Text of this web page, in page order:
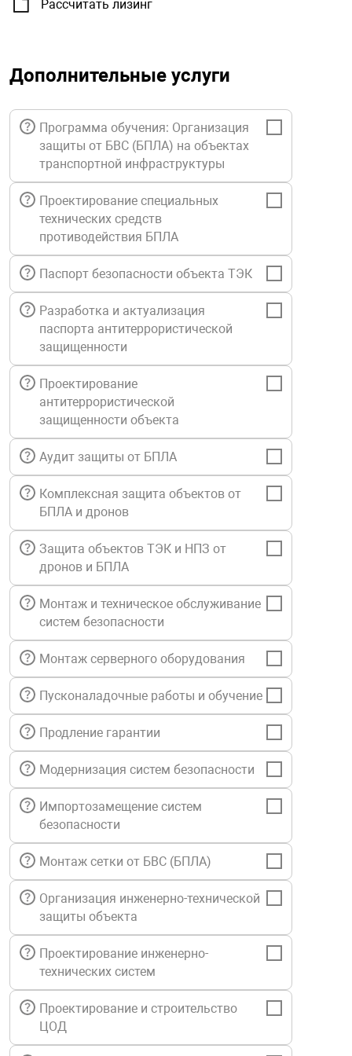
Термокожухи
оборудование
оборудование
Фасовочные
оборудование
решения
безопасность
установки
оборудование
управления
Шлюзовые
и аналитики
объектов
периметра
экипировка
Огнетушители
Рукава
приборы
Средства
дыхания
Средства
Узлы
Щиты
Оповещатели
Посты
Системы
Табло
Система
Рассчитать лизинг
Дополнительные услуги
Программа обучения: Организация
защиты от БВС (БПЛА) на объектах
транспортной инфраструктуры
Проектирование специальных
технических средств
противодействия БПЛА
Паспорт безопасности объекта ТЭК
Разработка и актуализация
паспорта антитеррористической
защищенности
Проектирование
антитеррористической
защищенности объекта
Аудит защиты от БПЛА
Комплексная защита объектов от
БПЛА и дронов
Защита объектов ТЭК и НПЗ от
дронов и БПЛА
Монтаж и техническое обслуживание
систем безопасности
Монтаж серверного оборудования
Пусконаладочные работы и обучение
Продление гарантии
Модернизация систем безопасности
Импортозамещение систем
безопасности
Монтаж сетки от БВС (БПЛА)
Организация инженерно-технической
защиты объекта
Проектирование инженерно-
технических систем
Проектирование и строительство
ЦОД